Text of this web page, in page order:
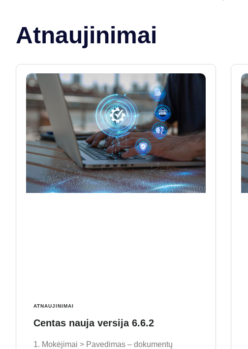
Atnaujinimai
ATNAUJINIMAI
Centas nauja versija 6.6.2
1. Mokėjimai > Pavedimas – dokumentų